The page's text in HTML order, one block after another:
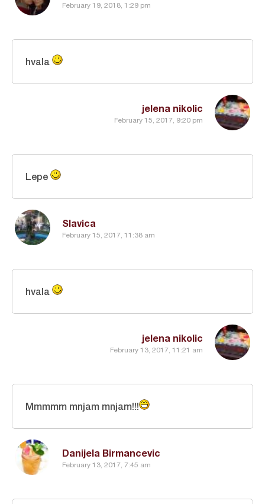
February 19, 2018, 1:29 pm
jelena nikolic
February 15, 2017, 9:20 pm
hvala
Slavica
February 15, 2017, 11:38 am
Lepe
jelena nikolic
February 13, 2017, 11:21 am
hvala
Danijela Birmancevic
February 13, 2017, 7:45 am
Mmmmm mnjam mnjam!!!